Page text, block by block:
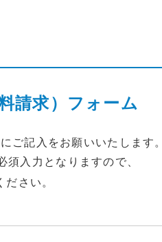
請求）フォーム
ご記入をお願いいたします。
須入力となりますので、
ださい。